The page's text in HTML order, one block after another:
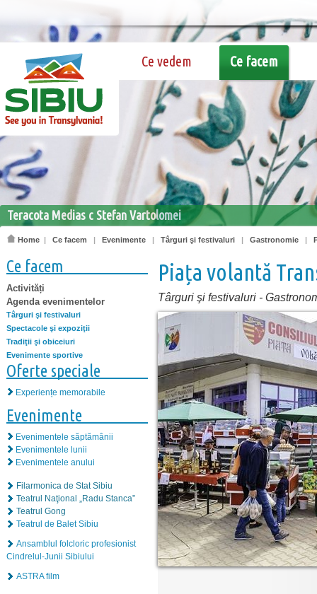
Ce vedem Ce facem
Teracota Medias c Stefan Vartolomei
Home | Ce facem | Evenimente | Târguri şi festivaluri | Gastronomie |
Ce facem
Activități
Agenda evenimentelor
Târguri şi festivaluri
Spectacole şi expoziţii
Tradiţii şi obiceiuri
Evenimente sportive
Oferte speciale
Experiențe memorabile
Evenimente
Evenimentele săptămânii
Evenimentele lunii
Evenimentele anului
Filarmonica de Stat Sibiu
Teatrul Naţional „Radu Stanca”
Teatrul Gong
Teatrul de Balet Sibiu
Ansamblul folcloric profesionist
Cindrelul-Junii Sibiului
ASTRA film
Piața volantă
Târguri şi festivaluri -